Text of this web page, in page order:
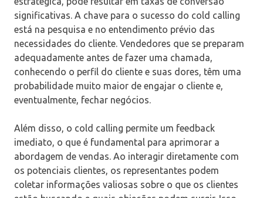
significativas. A chave para o sucesso do cold calling
está na pesquisa e no entendimento prévio das
necessidades do cliente. Vendedores que se preparam
adequadamente antes de fazer uma chamada,
conhecendo o perfil do cliente e suas dores, têm uma
probabilidade muito maior de engajar o cliente e,
eventualmente, fechar negócios.
Além disso, o cold calling permite um feedback
imediato, o que é fundamental para aprimorar a
abordagem de vendas. Ao interagir diretamente com
os potenciais clientes, os representantes podem
coletar informações valiosas sobre o que os clientes